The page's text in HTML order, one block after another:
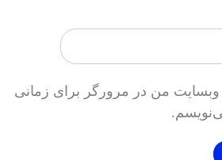
وبسایت من در مرورگر برای زمانی